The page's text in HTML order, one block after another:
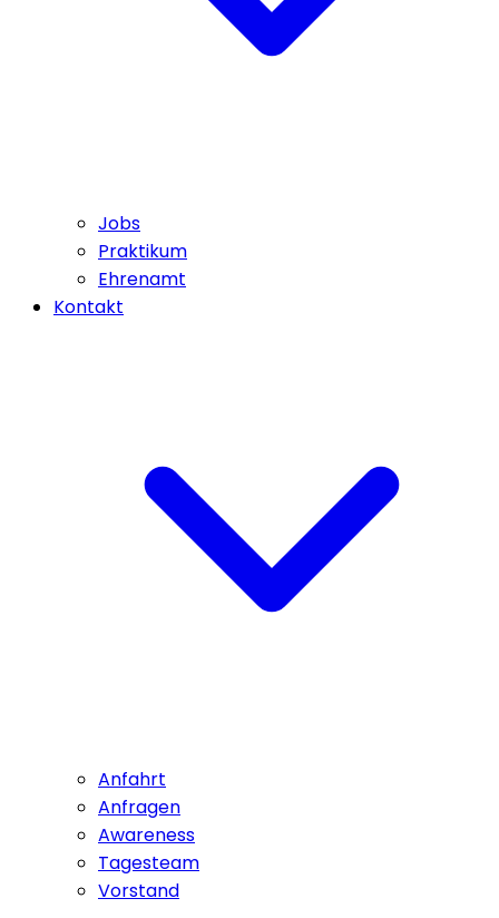
Jobs
Praktikum
Ehrenamt
Kontakt
Anfahrt
Anfragen
Awareness
Tagesteam
Vorstand